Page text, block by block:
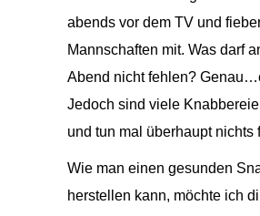
abends vor dem TV und
Mannschaften mit. Was darf
Abend nicht fehlen?
Jedoch sind viele
und tun mal überhaupt nichts
Wie man einen gesunden
herstellen kann, möchte ich